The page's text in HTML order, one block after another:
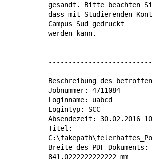
gesandt. Bitte beachten
dass mit Studierenden-
Campus Süd gedruckt
werden kann.
---------------------
Beschreibung des
Jobnummer: 4711084
Loginname: uabcd
Logintyp: SCC
Absendezeit: 30.02.2016
Titel:
Breite des PDF-Dokuments:
841.0222222222222 mm